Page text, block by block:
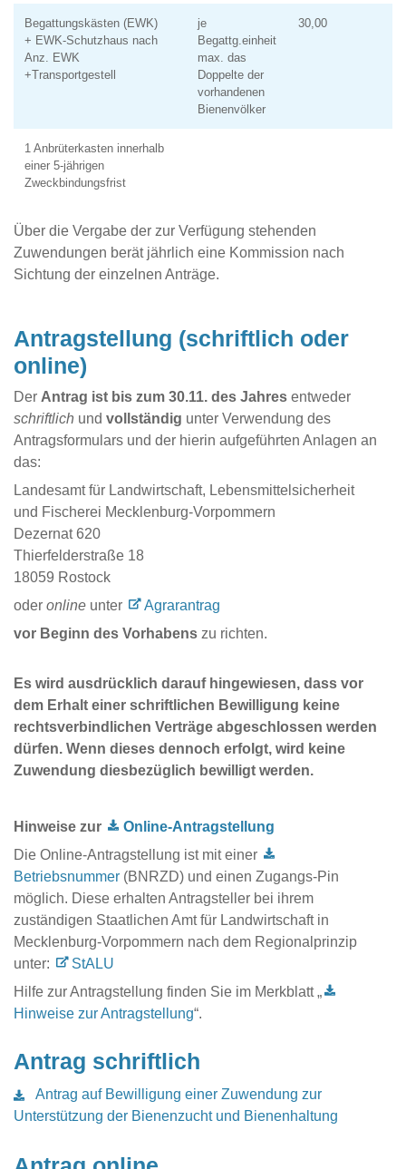
Begattungskästen (EWK)
+ EWK-Schutzhaus nach
Anz. EWK
+Transportgestell
je
Begattg.einheit
max. das
Doppelte der
vorhandenen
Bienenvölker
30,00
1 Anbrüterkasten innerhalb
einer 5-jährigen
Zweckbindungsfrist
Über die Vergabe der zur Verfügung stehenden
Zuwendungen berät jährlich eine Kommission nach
Sichtung der einzelnen Anträge.
Antragstellung (schriftlich oder
online)
Der Antrag ist bis zum 30.11. des Jahres entweder
schriftlich und vollständig unter Verwendung des
Antragsformulars und der hierin aufgeführten Anlagen an
das:
Landesamt für Landwirtschaft, Lebensmittelsicherheit
und Fischerei Mecklenburg-Vorpommern
Dezernat 620
Thierfelderstraße 18
18059 Rostock
oder online unter
Agrarantrag
vor Beginn des Vorhabens zu richten.
Es wird ausdrücklich darauf hingewiesen, dass vor
dem Erhalt einer schriftlichen Bewilligung keine
rechtsverbindlichen Verträge abgeschlossen werden
dürfen. Wenn dieses dennoch erfolgt, wird keine
Zuwendung diesbezüglich bewilligt werden.
Hinweise zur
Online-Antragstellung
Die Online-Antragstellung ist mit einer
Betriebsnummer (BNRZD) und einen Zugangs-Pin
möglich. Diese erhalten Antragsteller bei ihrem
zuständigen Staatlichen Amt für Landwirtschaft in
Mecklenburg-Vorpommern nach dem Regionalprinzip
unter:
StALU
Hilfe zur Antragstellung finden Sie im Merkblatt „
Hinweise zur Antragstellung“.
Antrag schriftlich
Antrag auf Bewilligung einer Zuwendung zur
Unterstützung der Bienenzucht und Bienenhaltung